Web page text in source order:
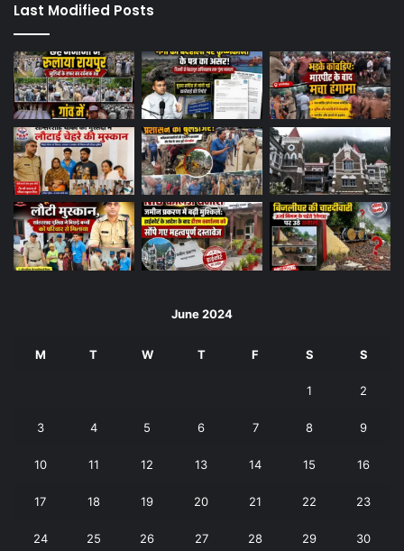
Last Modified Posts
June 2024
M T W T F S S
1 2
3 4 5 6 7 8 9
10 11 12 13 14 15 16
17 18 19 20 21 22 23
24 25 26 27 28 29 30